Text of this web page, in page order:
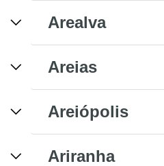
Arealva
Areias
Areiópolis
Ariranha